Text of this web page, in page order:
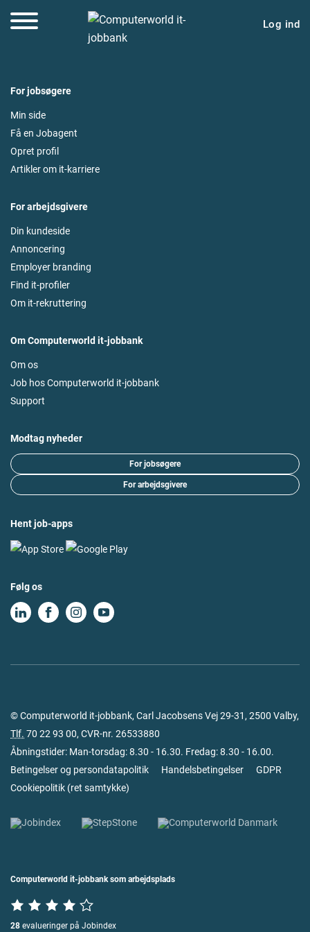
Log ind
For jobsøgere
Min side
Få en Jobagent
Opret profil
Artikler om it-karriere
For arbejdsgivere
Din kundeside
Annoncering
Employer branding
Find it-profiler
Om it-rekruttering
Om Computerworld it-jobbank
Om os
Job hos Computerworld it-jobbank
Support
Modtag nyheder
For jobsøgere
For arbejdsgivere
Hent job-apps
Følg os
© Computerworld it-jobbank, Carl Jacobsens Vej 29-31, 2500 Valby,
Tlf. 70 22 93 00, CVR-nr. 26533880
Åbningstider: Man-torsdag: 8.30 - 16.30. Fredag: 8.30 - 16.00.
Betingelser og persondatapolitik
Handelsbetingelser
GDPR
Cookiepolitik (ret samtykke)
Computerworld it-jobbank som arbejdsplads
28 evalueringer på Jobindex